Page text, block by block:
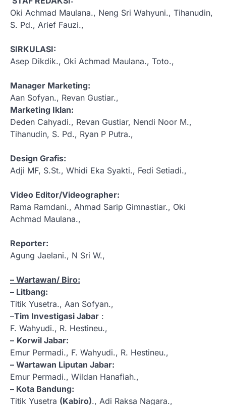
Oki Achmad Maulana., Neng Sri Wahyuni., Tihanudin,
S. Pd., Arief Fauzi.,
SIRKULASI:
Asep Dikdik., Oki Achmad Maulana., Toto.,
Manager Marketing:
Aan Sofyan., Revan Gustiar.,
Marketing Iklan:
Deden Cahyadi., Revan Gustiar, Nendi Noor M.,
Tihanudin, S. Pd., Ryan P Putra.,
Design Grafis:
Adji MF, S.St., Whidi Eka Syakti., Fedi Setiadi.,
Video Editor/Videographer:
Rama Ramdani., Ahmad Sarip Gimnastiar., Oki
Achmad Maulana.,
Reporter:
Agung Jaelani., N Sri W.,
– Wartawan/ Biro:
– Litbang:
Titik Yusetra., Aan Sofyan.,
–Tim Investigasi Jabar :
F. Wahyudi., R. Hestineu.,
– Korwil Jabar:
Emur Permadi., F. Wahyudi., R. Hestineu.,
– Wartawan Liputan Jabar:
Emur Permadi., Wildan Hanafiah.,
– Kota Bandung:
Titik Yusetra (Kabiro)., Adi Raksa Nagara.,